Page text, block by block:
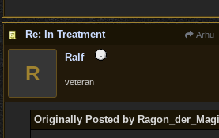
Re: In Treatment Arhu
R
Ralf
veteran
Originally Posted by